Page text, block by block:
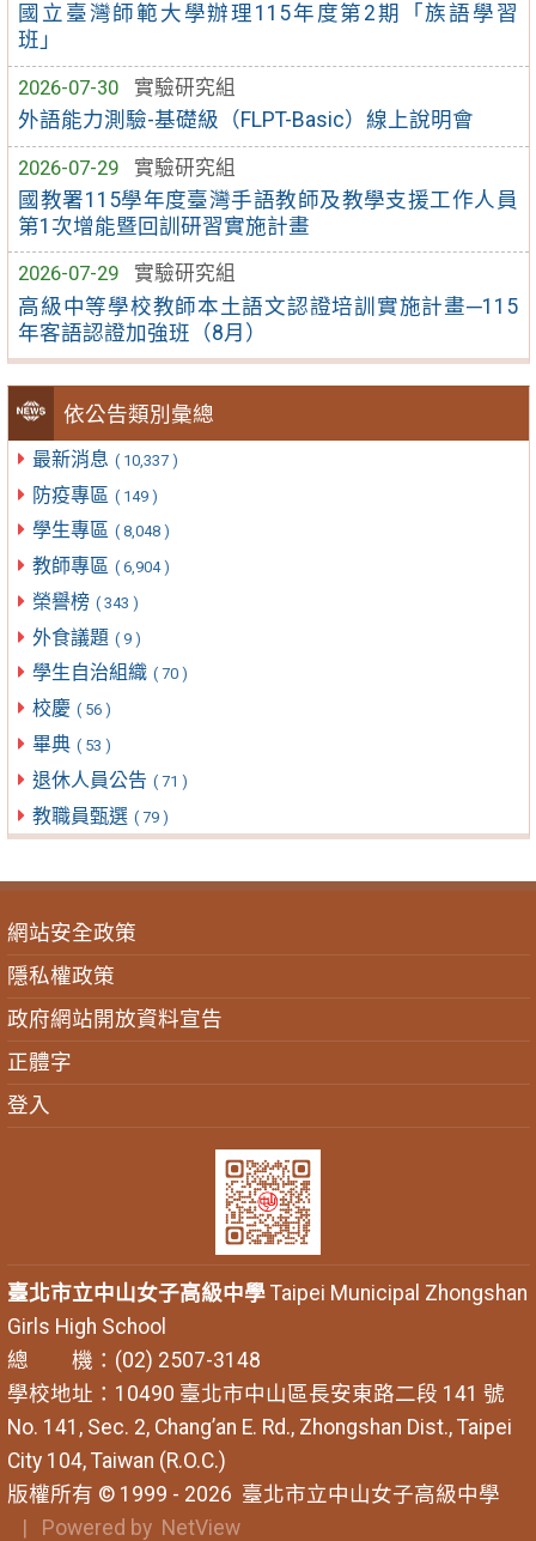
國立臺灣師範大學辦理115年度第2期「族語學習
班」
2026-07-30
實驗研究組
外語能力測驗-基礎級（FLPT-Basic）線上說明會
2026-07-29
實驗研究組
國教署115學年度臺灣手語教師及教學支援工作人員
第1次增能暨回訓研習實施計畫
2026-07-29
實驗研究組
高級中等學校教師本土語文認證培訓實施計畫─115
年客語認證加強班（8月）
依公告類別彙總
最新消息 ( 10,337 )
防疫專區 ( 149 )
學生專區 ( 8,048 )
教師專區 ( 6,904 )
榮譽榜 ( 343 )
外食議題 ( 9 )
學生自治組織 ( 70 )
校慶 ( 56 )
畢典 ( 53 )
退休人員公告 ( 71 )
教職員甄選 ( 79 )
網站安全政策
隱私權政策
政府網站開放資料宣告
正體字
登入
臺北市立中山女子高級中學Taipei Municipal Zhongshan
Girls High School
總 機：(02) 2507-3148
學校地址：10490 臺北市中山區長安東路二段 141 號
No. 141, Sec. 2, Chang’an E. Rd., Zhongshan Dist., Taipei
City 104, Taiwan (R.O.C.)
版權所有 © 1999 - 2026 臺北市立中山女子高級中學
| Powered by NetView